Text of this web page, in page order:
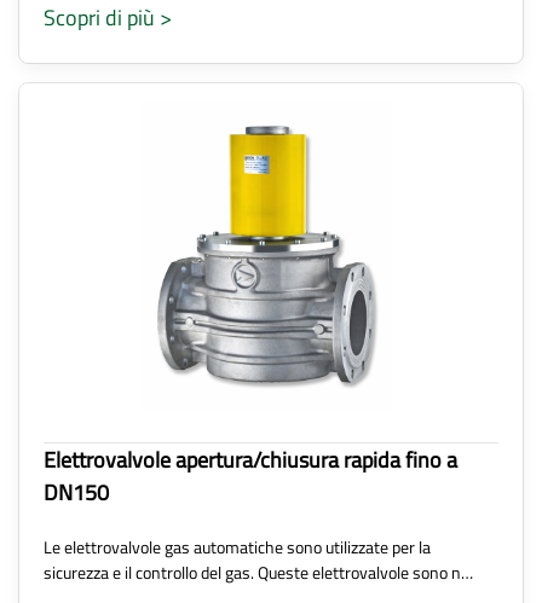
Scopri di più >
Elettrovalvole apertura/chiusura rapida fino a
DN150
Le elettrovalvole gas automatiche sono utilizzate per la
sicurezza e il controllo del gas. Queste elettrovalvole sono n…